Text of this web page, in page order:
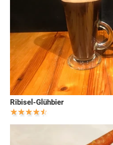
Ribisel-Glühbier